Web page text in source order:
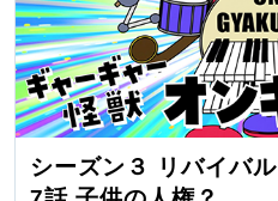
シーズン３ リバイバル